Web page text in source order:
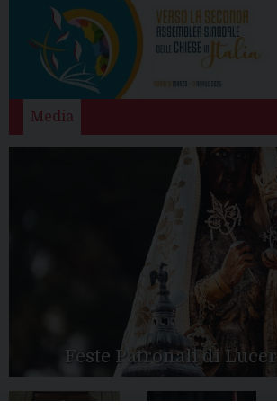
Media
Feste Patronali di